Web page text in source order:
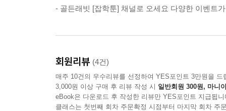
슈르비우스는 독일 프랑크푸르트에서 태어나 뮌
--- 「아르투어 슈르비우스와 ‘에니그마’」 중에서
카지스키 테스트는 프로이센의 프리드리히 카지
846년에 발견한 것으로 보인다. 카지스키 테스트
- 골든래빗 [잡학툰] 채널로 오세요 다양한 이벤트
회원리뷰 (4건)
매주 10건의 우수리뷰를 선정하여 YES포인트 3만원을 드
3,000원 이상 구매 후 리뷰 작성 시 일반회원 300원, 마니
eBook은 다운로드 후 작성한 리뷰만 YES포인트 지급됩니
클래스는 첫번째 회차 주문확정 시점부터 마지막 회차 주